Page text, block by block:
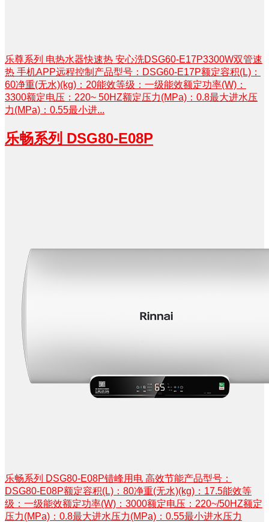
乐尊系列 电热水器快速热 安心洗DSG60-E17P3300W双管速
热 手机APP远程控制产品型号：DSG60-E17P额定容积(L)：
60净重(无水)(kg)：20能效等级：一级能效额定功率(W)：
3300额定电压：220~ 50HZ额定压力(MPa)：0.8最大进水压
力(MPa)：0.55最小进...
乐畅系列 DSG80-E08P
乐畅系列 DSG80-E08P错峰用电 高效节能产品型号：
DSG80-E08P额定容积(L)：80净重(无水)(kg)：17.5能效等
级：一级能效额定功率(W)：3000额定电压：220~/50HZ额定
压力(MPa)：0.8最大进水压力(MPa)：0.55最小进水压力